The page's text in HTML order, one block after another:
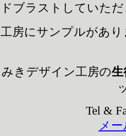
ドブラストしていた
工房にサンプルがあ
みきデザイン工房の
Tel &
メ